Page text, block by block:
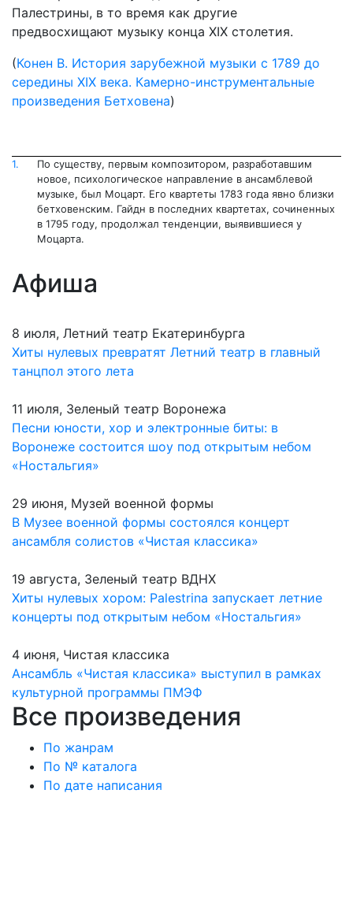
Палестрины, в то время как другие
предвосхищают музыку конца XIX столетия.
(Конен В. История зарубежной музыки с 1789 до
середины XIX века. Камерно-инструментальные
произведения Бетховена)
1.
По существу, первым композитором, разработавшим
новое, психологиче­ское направление в ансамблевой
музыке, был Моцарт. Его квартеты 1783 года явно близки
бетховенским. Гайдн в последних квартетах, сочиненных
в 1795 го­ду, продолжал тенденции, выявившиеся у
Моцарта.
Афиша
8 июля, Летний театр Екатеринбурга
Хиты нулевых превратят Летний театр в главный
танцпол этого лета
11 июля, Зеленый театр Воронежа
Песни юности, хор и электронные биты: в
Воронеже состоится шоу под открытым небом
«Ностальгия»
29 июня, Музей военной формы
В Музее военной формы состоялся концерт
ансамбля солистов «Чистая классика»
19 августа, Зеленый театр ВДНХ
Хиты нулевых хором: Palestrina запускает летние
концерты под открытым небом «Ностальгия»
4 июня, Чистая классика
Ансамбль «Чистая классика» выступил в рамках
культурной программы ПМЭФ
Все произведения
По жанрам
По № каталога
По дате написания